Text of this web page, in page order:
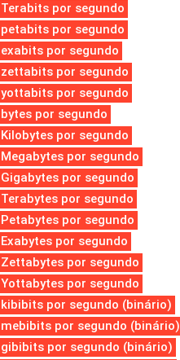
Terabits por segundo
petabits por segundo
exabits por segundo
zettabits por segundo
yottabits por segundo
bytes por segundo
Kilobytes por segundo
Megabytes por segundo
Gigabytes por segundo
Terabytes por segundo
Petabytes por segundo
Exabytes por segundo
Zettabytes por segundo
Yottabytes por segundo
kibibits por segundo (binário)
mebibits por segundo (binário)
gibibits por segundo (binário)